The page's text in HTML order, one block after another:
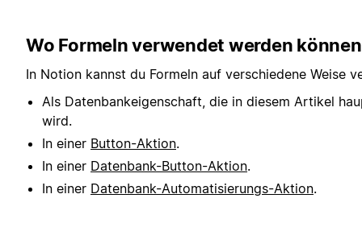
Wo Formeln verwendet werden können
In Notion kannst du Formeln auf verschiedene Weise
Als Datenbankeigenschaft, die in diesem Artikel
wird.
In einer Button-Aktion.
In einer Datenbank-Button-Aktion.
In einer Datenbank-Automatisierungs-Aktion.